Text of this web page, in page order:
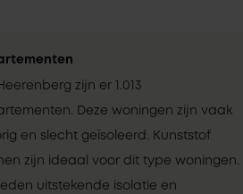
zijn er 1.013
Deze woningen zijn vaak
en slecht geïsoleerd. Kunststof
zijn ideaal voor dit type woningen.
uitstekende isolatie en